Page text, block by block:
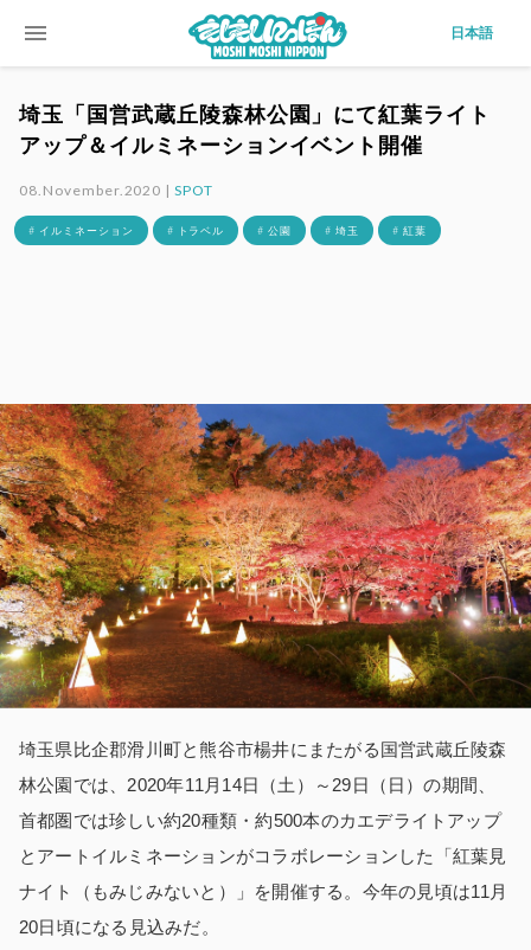
menu 日本語
埼玉「国営武蔵丘陵森林公園」にて紅葉ライト
アップ＆イルミネーションイベント開催
08.November.2020 |SPOT
# イルミネーション # トラベル # 公園 # 埼玉 # 紅葉
埼玉県比企郡滑川町と熊谷市楊井にまたがる国営武蔵丘陵森
林公園では、2020年11月14日（土）～29日（日）の期間、
首都圏では珍しい約20種類・約500本のカエデライトアップ
とアートイルミネーションがコラボレーションした「紅葉見
ナイト（もみじみないと）」を開催する。今年の見頃は11月
20日頃になる見込みだ。